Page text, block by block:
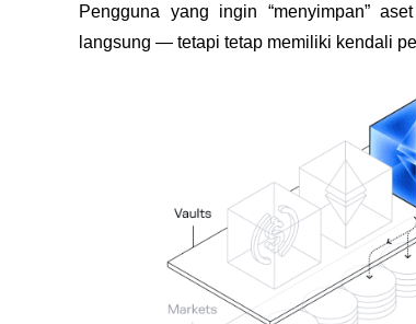
Pengguna yang ingin “menyimpan”
langsung — tetapi tetap memiliki kendali